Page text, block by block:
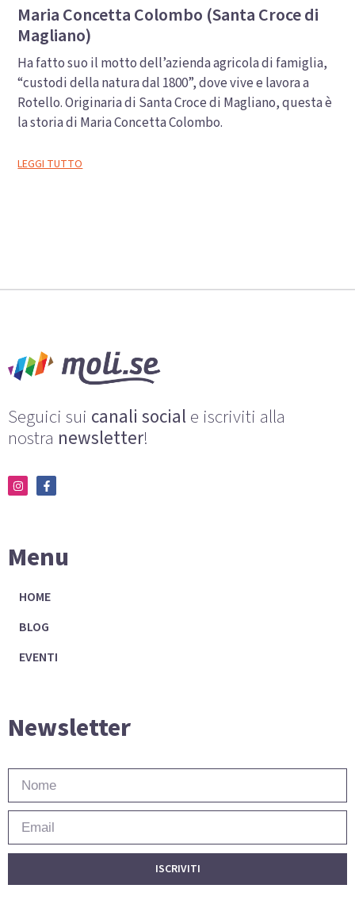
Maria Concetta Colombo (Santa Croce di
Magliano)
Ha fatto suo il motto dell’azienda agricola di famiglia,
“custodi della natura dal 1800”, dove vive e lavora a
Rotello. Originaria di Santa Croce di Magliano, questa è
la storia di Maria Concetta Colombo.
LEGGI TUTTO
Seguici sui canali social e iscriviti alla
nostra newsletter!
Menu
HOME
BLOG
EVENTI
Newsletter
ISCRIVITI